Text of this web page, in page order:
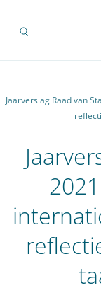
Jaarverslag Raad van